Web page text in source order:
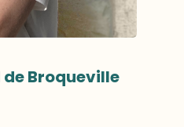
Broqueville